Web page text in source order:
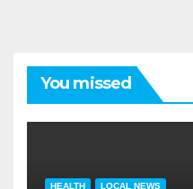
You missed
HEALTH LOCAL NEWS